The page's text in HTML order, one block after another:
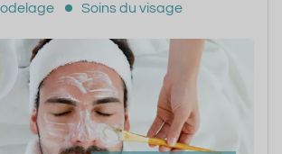
Soins du visage